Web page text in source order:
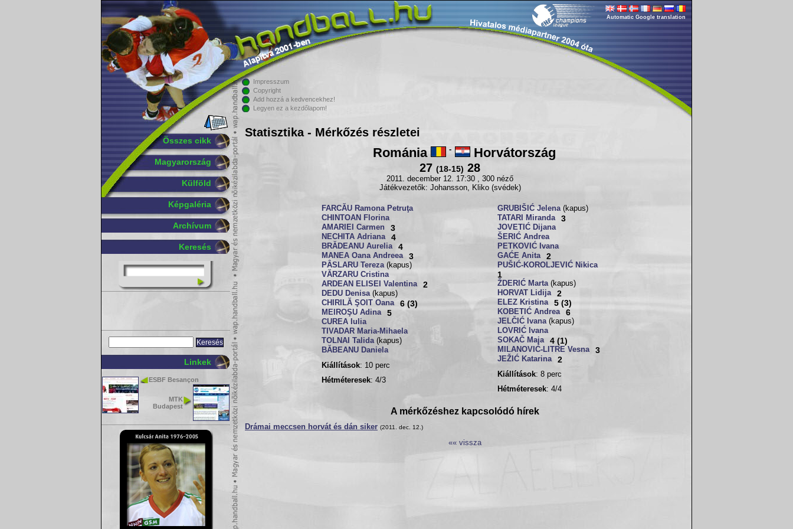
Összes cikk
Magyarország
Külföld
Képgaléria
Archívum
Keresés
Linkek
ESBF Besançon
MTK
Budapest
Automatic Google translation
Impresszum
Copyright
Add hozzá a kedvencekhez!
Legyen ez a kezdőlapom!
Statisztika - Mérkőzés részletei
Románia - Horvátország
27 (18-15) 28
2011. december 12. 17:30 , 300 néző
Játékvezetők: Johansson, Kliko (svédek)
FARCĂU Ramona Petruţa
CHINTOAN Florina
AMARIEI Carmen
3
NECHITA Adriana 4
BRĂDEANU Aurelia 4
MANEA Oana Andreea 3
PÂSLARU Tereza(kapus)
VĂRZARU Cristina
ARDEAN ELISEI Valentina
2
DEDU Denisa(kapus)
CHIRILĂ ŞOIT Oana
6 (3)
MEIROŞU Adina 5
CUREA Iulia
TIVADAR Maria-Mihaela
TOLNAI Talida(kapus)
BĂBEANU Daniela
Kiállítások: 10 perc
Hétméteresek: 4/3
GRUBIŠIĆ Jelena(kapus)
TATARI Miranda
3
JOVETIĆ Dijana
ŠERIĆ Andrea
PETKOVIĆ Ivana
GAĆE Anita
2
PUŠIĆ-KOROLJEVIĆ Nikica
1
ŽDERIĆ Marta(kapus)
HORVAT Lidija
2
ELEZ Kristina 5 (3)
KOBETIĆ Andrea 6
JELČIĆ Ivana(kapus)
LOVRIĆ Ivana
SOKAČ Maja
4 (1)
MILANOVIĆ-LITRE Vesna 3
JEŽIĆ Katarina 2
Kiállítások: 8 perc
Hétméteresek: 4/4
A mérkőzéshez kapcsolódó hírek
Drámai meccsen horvát és dán siker (2011. dec. 12.)
«« vissza